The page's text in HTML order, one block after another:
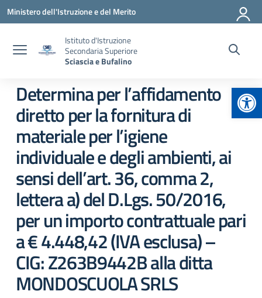
Vai ai contenuti
Vai al menu di navigazione
Vai al footer
Ministero dell'Istruzione e del Merito
Istituto d'Istruzione
Secondaria Superiore
Sciascia e Bufalino
Determina per l’affidamento
diretto per la fornitura di
materiale per l’igiene
individuale e degli ambienti, ai
sensi dell’art. 36, comma 2,
lettera a) del D.Lgs. 50/2016,
per un importo contrattuale pari
a € 4.448,42 (IVA esclusa) –
CIG: Z263B9442B alla ditta
MONDOSCUOLA SRLS